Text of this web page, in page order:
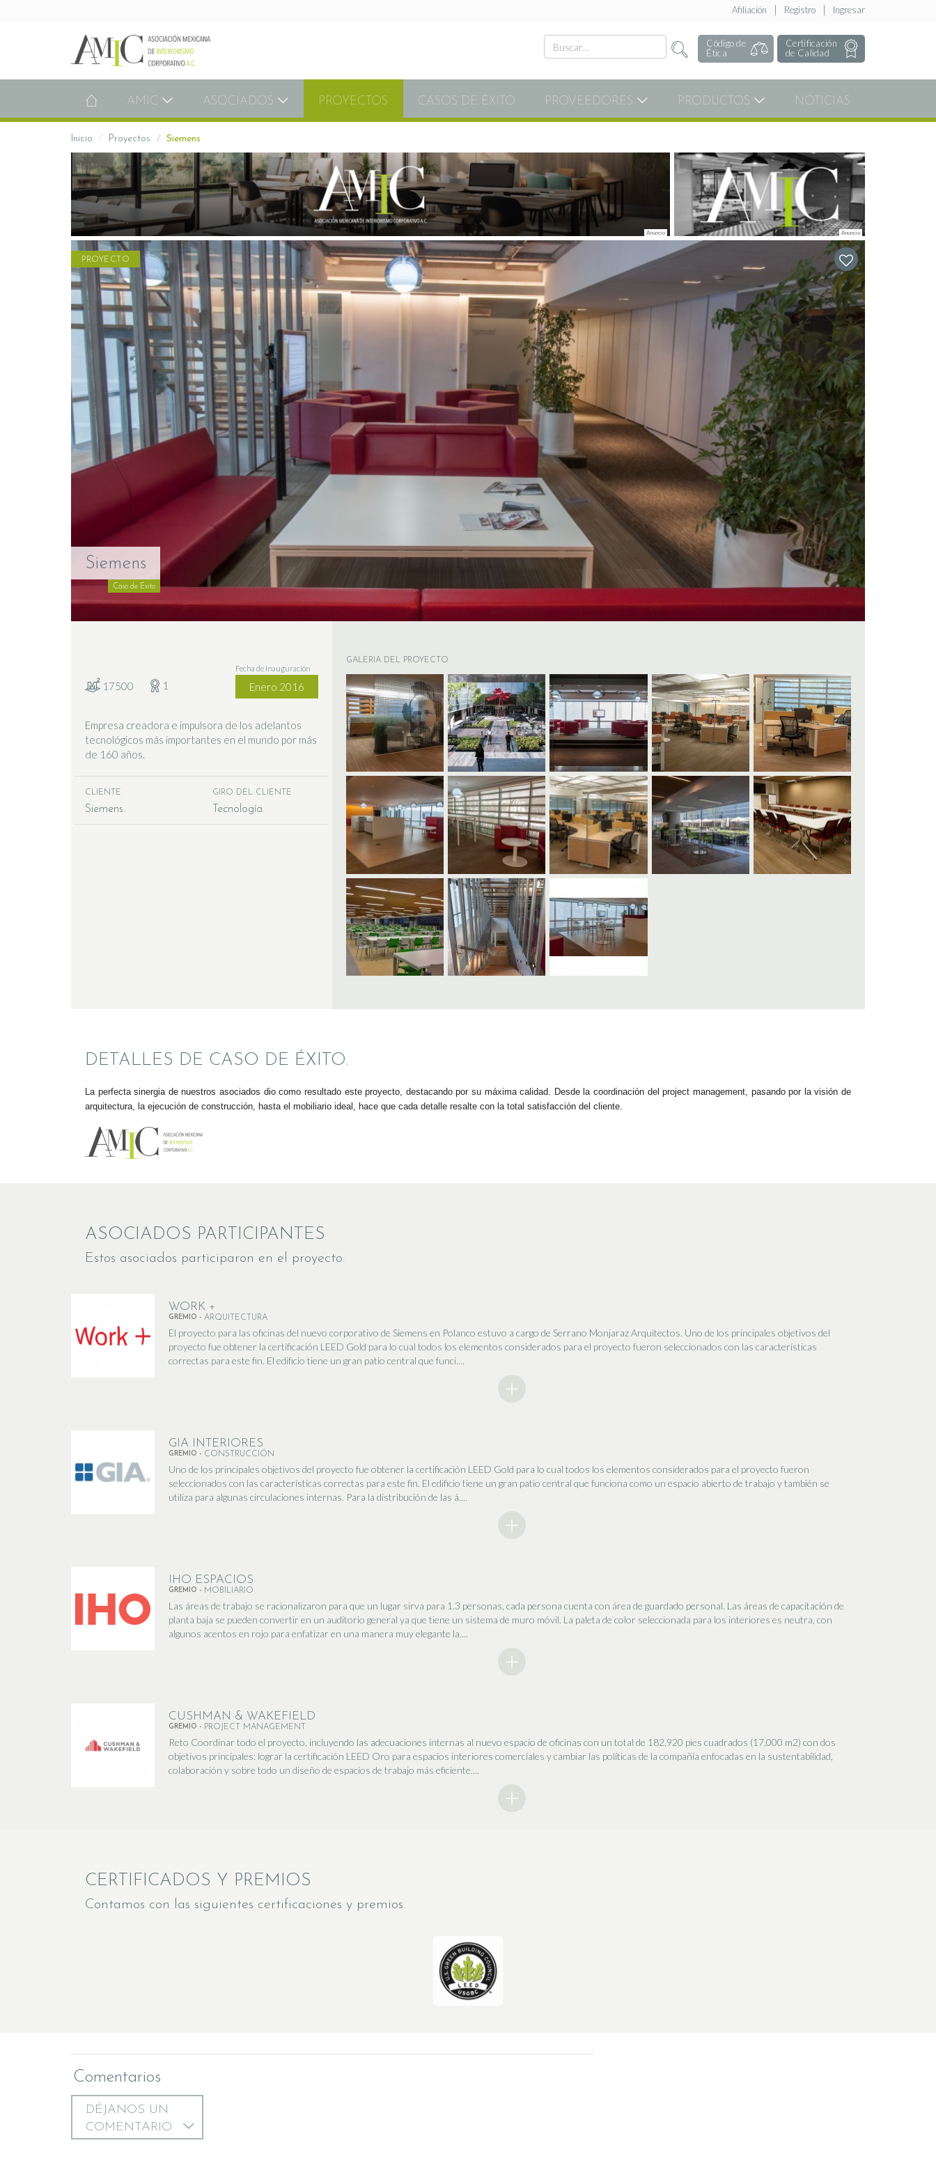
Ingresar
Registro
Afiliación
Código de
Ética
Certificación
de Calidad
AMIC ASOCIADOS PROYECTOS CASOS DE ÉXITO PROVEEDORES PRODUCTOS NOTICIAS
Inicio Proyectos Siemens
PROYECTO
Siemens
Caso de Exito
17500 1
Fecha de Inauguración
Enero 2016
Empresa creadora e impulsora de los adelantos
tecnológicos más importantes en el mundo por más
de 160 años.
CLIENTE
Siemens
GIRO DEL CLIENTE
Tecnología
GALERIA DEL PROYECTO
DETALLES DE CASO DE ÉXITO.
La perfecta sinergia de nuestros asociados dio como resultado este proyecto, destacando por su máxima calidad. Desde la coordinación del project management, pasando por la visión de
arquitectura, la ejecución de construcción, hasta el mobiliario ideal, hace que cada detalle resalte con la total satisfacción del cliente.
ASOCIADOS PARTICIPANTES
Estos asociados participaron en el proyecto.
WORK +
GREMIO - ARQUITECTURA
El proyecto para las oficinas del nuevo corporativo de Siemens en Polanco estuvo a cargo de Serrano Monjaraz Arquitectos. Uno de los principales objetivos del
proyecto fue obtener la certificación LEED Gold para lo cual todos los elementos considerados para el proyecto fueron seleccionados con las características
correctas para este fin. El edificio tiene un gran patio central que funci....
GIA INTERIORES
GREMIO - CONSTRUCCIÓN
Uno de los principales objetivos del proyecto fue obtener la certificación LEED Gold para lo cual todos los elementos considerados para el proyecto fueron
seleccionados con las características correctas para este fin. El edificio tiene un gran patio central que funciona como un espacio abierto de trabajo y también se
utiliza para algunas circulaciones internas. Para la distribución de las á....
IHO ESPACIOS
GREMIO - MOBILIARIO
Las áreas de trabajo se racionalizaron para que un lugar sirva para 1.3 personas, cada persona cuenta con área de guardado personal. Las áreas de capacitación de
planta baja se pueden convertir en un auditorio general ya que tiene un sistema de muro móvil. La paleta de color seleccionada para los interiores es neutra, con
algunos acentos en rojo para enfatizar en una manera muy elegante la....
CUSHMAN & WAKEFIELD
GREMIO - PROJECT MANAGEMENT
Reto Coordinar todo el proyecto, incluyendo las adecuaciones internas al nuevo espacio de oficinas con un total de 182,920 pies cuadrados (17,000 m2) con dos
objetivos principales: lograr la certificación LEED Oro para espacios interiores comerciales y cambiar las políticas de la compañía enfocadas en la sustentabilidad,
colaboración y sobre todo un diseño de espacios de trabajo más eficiente....
CERTIFICADOS Y PREMIOS
Contamos con las siguientes certificaciones y premios.
Comentarios
DÉJANOS UN
COMENTARIO